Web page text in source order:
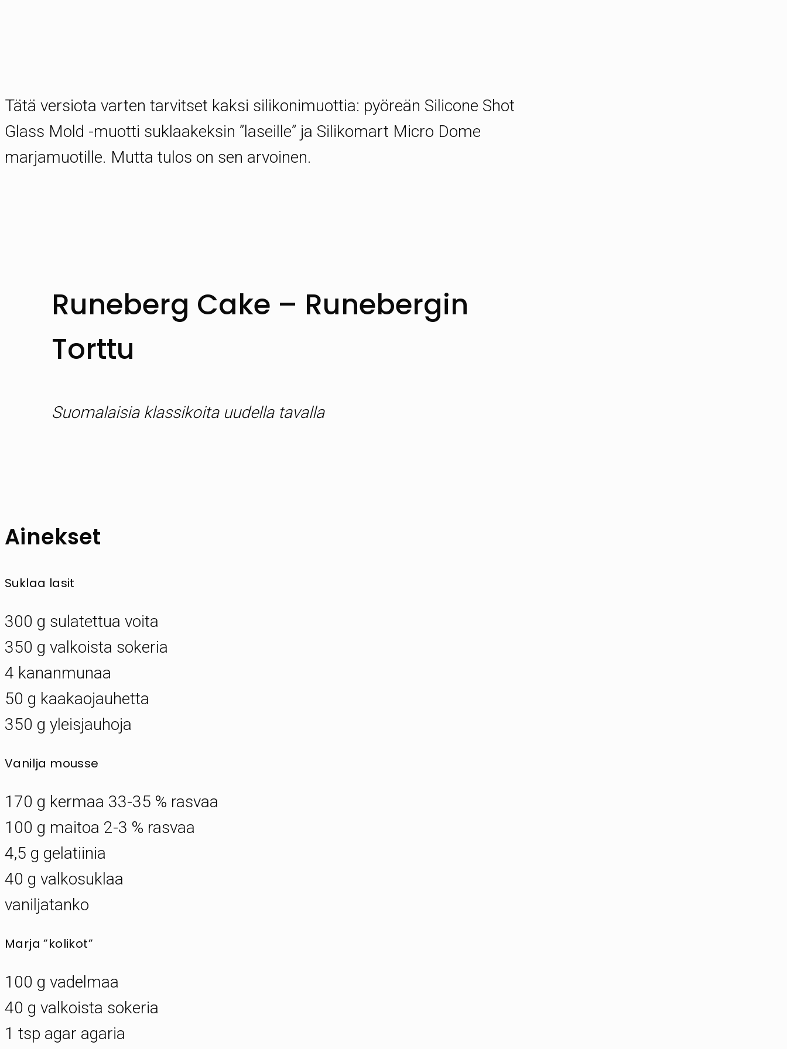
Tätä versiota varten tarvitset kaksi silikonimuottia: pyöreän Silicone Shot
Glass Mold -muotti suklaakeksin ”laseille” ja Silikomart Micro Dome
marjamuotille. Mutta tulos on sen arvoinen.
Runeberg Cake – Runebergin
Torttu
Suomalaisia klassikoita uudella tavalla
Ainekset
Suklaa lasit
300 g sulatettua voita
350 g valkoista sokeria
4 kananmunaa
50 g kaakaojauhetta
350 g yleisjauhoja
Vanilja mousse
170 g kermaa 33-35 % rasvaa
100 g maitoa 2-3 % rasvaa
4,5 g gelatiinia
40 g valkosuklaa
vaniljatanko
Marja ”kolikot”
100 g vadelmaa
40 g valkoista sokeria
1 tsp agar agaria